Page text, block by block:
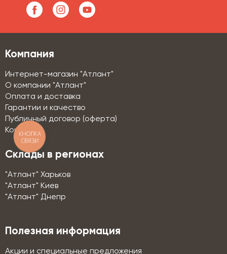
Компания
Интернет-магазин "Атлант"
О компании "Атлант"
Оплата и доставка
Гарантии и качество
Публичный договор (оферта)
Контакты
Склады в регионах
"Атлант" Харьков
"Атлант" Киев
"Атлант" Днепр
Полезная информация
Акции и специальные предложения
КНОПКА
СВЯЗИ